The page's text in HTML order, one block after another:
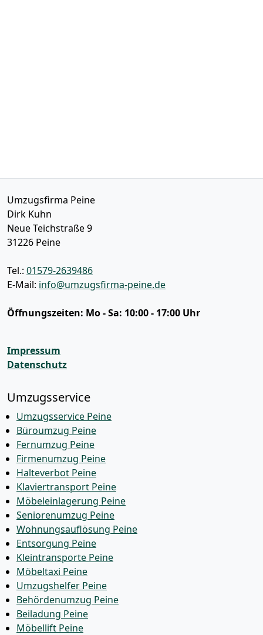
Umzugsfirma Peine
Dirk Kuhn
Neue Teichstraße 9
31226 Peine
Tel.: 01579-2639486
E-Mail: info@umzugsfirma-peine.de
Öffnungszeiten: Mo - Sa: 10:00 - 17:00 Uhr
Impressum
Datenschutz
Umzugsservice
Umzugsservice Peine
Büroumzug Peine
Fernumzug Peine
Firmenumzug Peine
Halteverbot Peine
Klaviertransport Peine
Möbeleinlagerung Peine
Seniorenumzug Peine
Wohnungsauflösung Peine
Entsorgung Peine
Kleintransporte Peine
Möbeltaxi Peine
Umzugshelfer Peine
Behördenumzug Peine
Beiladung Peine
Möbellift Peine